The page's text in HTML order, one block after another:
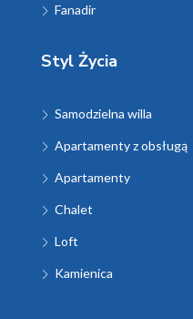
Fanadir
Styl Życia
Samodzielna willa
Apartamenty z obsługą
Apartamenty
Chalet
Loft
Kamienica